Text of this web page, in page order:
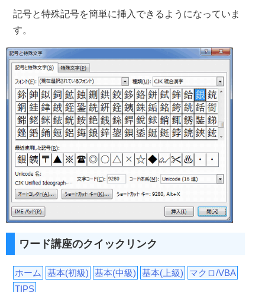
記号と特殊記号を簡単に挿入できるようになっていま
す。
ワード講座のクイックリンク
ホーム 基本(初級) 基本(中級) 基本(上級)
マクロ/VBA
TIPS